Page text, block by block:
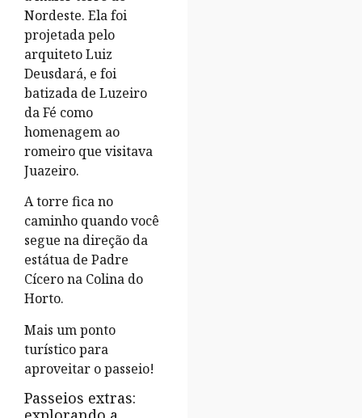
Nordeste. Ela foi
projetada pelo
arquiteto Luiz
Deusdará, e foi
batizada de Luzeiro
da Fé como
homenagem ao
romeiro que visitava
Juazeiro.
A torre fica no
caminho quando você
segue na direção da
estátua de Padre
Cícero na Colina do
Horto.
Mais um ponto
turístico para
aproveitar o passeio!
Passeios extras: